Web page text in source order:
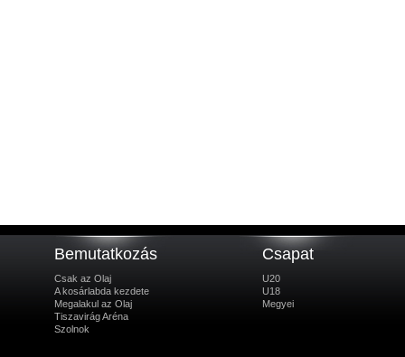
Bemutatkozás
Csak az Olaj
A kosárlabda kezdete
Megalakul az Olaj
Tiszavirág Aréna
Szolnok
Csapat
U20
U18
Megyei